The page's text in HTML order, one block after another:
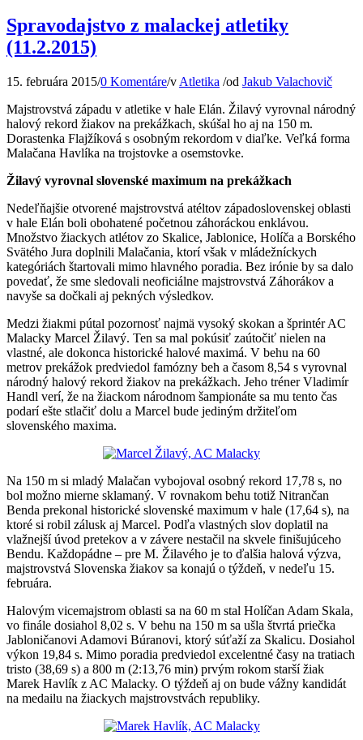
Spravodajstvo z malackej atletiky
(11.2.2015)
15. februára 2015/0 Komentáre/v Atletika /od Jakub Valachovič
Majstrovstvá západu v atletike v hale Elán. Žilavý vyrovnal národný
halový rekord žiakov na prekážkach, skúšal ho aj na 150 m.
Dorastenka Flajžíková s osobným rekordom v diaľke. Veľká forma
Malačana Havlíka na trojstovke a osemstovke.
Žilavý vyrovnal slovenské maximum na prekážkach
Nedeľňajšie otvorené majstrovstvá atéltov západoslovenskej oblasti
v hale Elán boli obohatené početnou záhoráckou enklávou.
Množstvo žiackych atlétov zo Skalice, Jablonice, Holíča a Borského
Svätého Jura doplnili Malačania, ktorí však v mládežníckych
kategóriách štartovali mimo hlavného poradia. Bez irónie by sa dalo
povedať, že sme sledovali neoficiálne majstrovstvá Záhorákov a
navyše sa dočkali aj pekných výsledkov.
Medzi žiakmi pútal pozornosť najmä vysoký skokan a šprintér AC
Malacky Marcel Žilavý. Ten sa mal pokúsiť zaútočiť nielen na
vlastné, ale dokonca historické halové maximá. V behu na 60
metrov prekážok predviedol famózny beh a časom 8,54 s vyrovnal
národný halový rekord žiakov na prekážkach. Jeho tréner Vladimír
Handl verí, že na žiackom národnom šampionáte sa mu tento čas
podarí ešte stlačiť dolu a Marcel bude jediným držiteľom
slovenského maxima.
Na 150 m si mladý Malačan vybojoval osobný rekord 17,78 s, no
bol možno mierne sklamaný. V rovnakom behu totiž Nitrančan
Benda prekonal historické slovenské maximum v hale (17,64 s), na
ktoré si robil zálusk aj Marcel. Podľa vlastných slov doplatil na
vlažnejší úvod pretekov a v závere nestačil na skvele finišujúceho
Bendu. Každopádne – pre M. Žilavého je to ďalšia halová výzva,
majstrovstvá Slovenska žiakov sa konajú o týždeň, v nedeľu 15.
februára.
Halovým vicemajstrom oblasti sa na 60 m stal Holíčan Adam Skala,
vo finále dosiahol 8,02 s. V behu na 150 m sa ušla štvrtá priečka
Jabloničanovi Adamovi Búranovi, ktorý súťaží za Skalicu. Dosiahol
výkon 19,84 s. Mimo poradia predviedol excelentné časy na tratiach
tristo (38,69 s) a 800 m (2:13,76 min) prvým rokom starší žiak
Marek Havlík z AC Malacky. O týždeň aj on bude vážny kandidát
na medailu na žiackych majstrovstvách republiky.